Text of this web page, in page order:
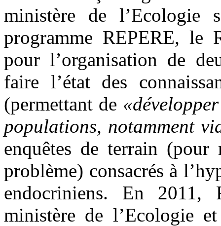
ministère de l’Ecologie
programme REPERE, le
pour l’organisation de
faire l’état des
(permettant de
populations, notamment
enquêtes de terrain
problème) consacrés à
endocriniens. En
ministère de l’Ecologie